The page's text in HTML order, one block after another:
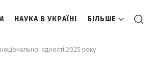
НАУКА В УКРАЇНІ БІЛЬШЕ
єдності 2025 року